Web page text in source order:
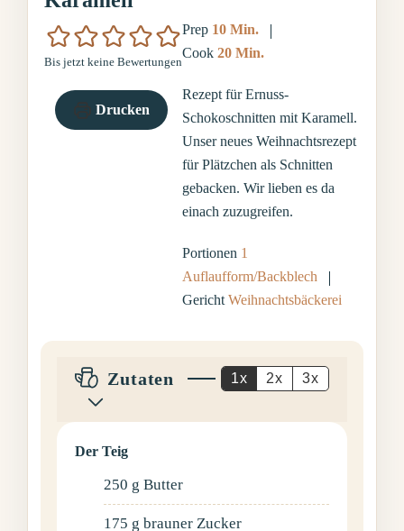
Bis jetzt keine Bewertungen
Drucken
Prep 10Minuten
Min.
Cook20Minuten
Min.
Rezept für Ernuss-
Schokoschnitten mit Karamell.
Unser neues Weihnachtsrezept
für Plätzchen als Schnitten
gebacken. Wir lieben es da
einach zuzugreifen.
Portionen 1
Auflaufform/Backblech
GerichtWeihnachtsbäckerei
Zutaten 1x 2x 3x
Der Teig
250 g Butter
175 g brauner Zucker